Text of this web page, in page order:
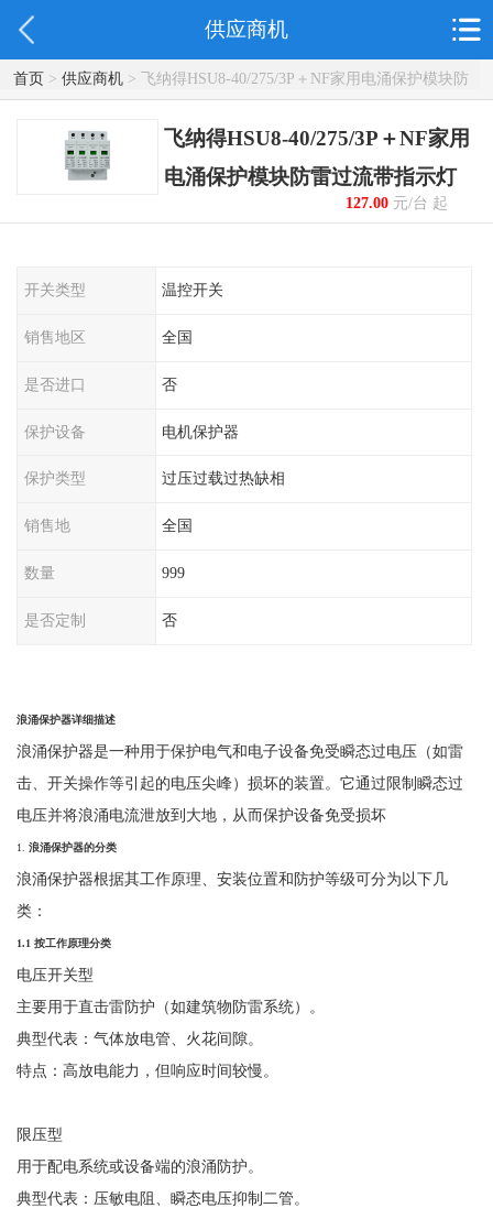
供应商机
首页> 供应商机> 飞纳得HSU8-40/275/3P＋NF家用电涌保护模块防
雷过流带指示灯
飞纳得HSU8-40/275/3P＋NF家用
电涌保护模块防雷过流带指示灯
127.00元/台 起
开关类型 温控开关
销售地区 全国
是否进口 否
保护设备 电机保护器
保护类型 过压过载过热缺相
销售地 全国
数量 999
是否定制 否
浪涌保护器详细描述
浪涌保护器是一种用于保护电气和电子设备免受瞬态过电压（如雷
击、开关操作等引起的电压尖峰）损坏的装置。它通过限制瞬态过
电压并将浪涌电流泄放到大地，从而保护设备免受损坏
1. 浪涌保护器的分类
浪涌保护器根据其工作原理、安装位置和防护等级可分为以下几
类：
1.1 按工作原理分类
电压开关型
主要用于直击雷防护（如建筑物防雷系统）。
典型代表：气体放电管、火花间隙。
特点：高放电能力，但响应时间较慢。
限压型
用于配电系统或设备端的浪涌防护。
典型代表：压敏电阻、瞬态电压抑制二管。